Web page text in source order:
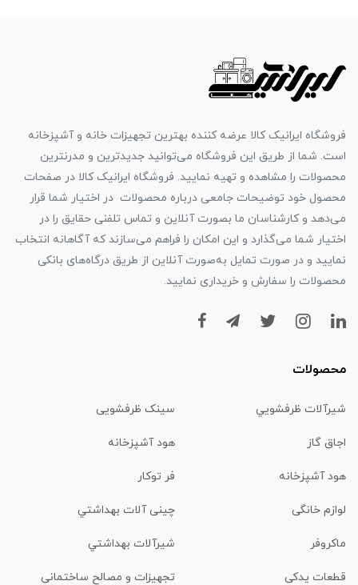
فروشگاه ایرانیک کالا عرضه کننده بهترین تجهیزات خانه و آشپزخانه
است. شما از طریق این فروشگاه می‌توانید جدیدترین و مدرنترین
محصولات را مشاهده و تهیه نمایید. فروشگاه ایرانیک کالا در صفحات
محصول خود توضیحات جامعی درباره محصولات در اختیار شما قرار
می‌دهد و کارشناسان ما بصورت آنلاین و تماس تلفنی حقایق را در
اختیار شما می‌گذارد و این امکان را فراهم می‌سازند که آگاهانه انتخاب
نمایید و در صورت تمایل به‌صورت آنلاین از طریق درگاه‌های بانکی
محصولات را سفارش و خریداری نمایید.
محصولات
شیرآلات ظرفشويي سینک ظرفشویی
اجاق گاز هود آشپزخانه
هود آشپزخانه فر توکار
لوازم خانگی چینی آلات بهداشتي
ماكروفر شیرآلات بهداشتي
قطعات یدکی تجهیزات و مصالح ساختمانی